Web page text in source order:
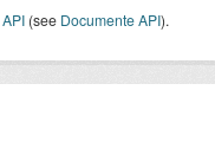
API (see Documente API).